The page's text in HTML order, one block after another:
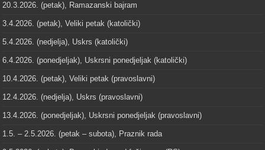
20.3.2026. (petak), Ramazanski bajram
3.4.2026. (petak), Veliki petak (katolički)
5.4.2026. (nedjelja), Uskrs (katolički)
6.4.2026. (ponedjeljak), Uskrsni ponedjeljak (katolički)
10.4.2026. (petak), Veliki petak (pravoslavni)
12.4.2026. (nedjelja), Uskrs (pravoslavni)
13.4.2026. (ponedjeljak), Uskrsni ponedjeljak (pravoslavni)
1.5. – 2.5.2026. (petak – subota), Praznik rada